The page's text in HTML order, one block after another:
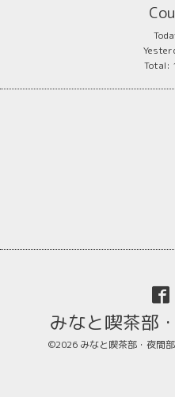
Total:
みなと喫茶部
©2026 みなと喫茶部・夜間